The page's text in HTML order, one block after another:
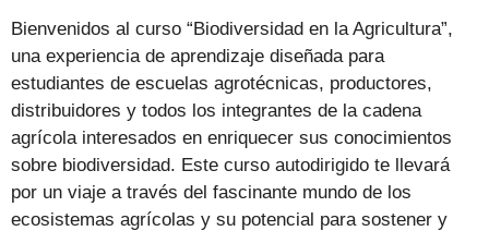
Bienvenidos al curso “Biodiversidad en la Agricultura”,
una experiencia de aprendizaje diseñada para
estudiantes de escuelas agrotécnicas, productores,
distribuidores y todos los integrantes de la cadena
agrícola interesados en enriquecer sus conocimientos
sobre biodiversidad. Este curso autodirigido te llevará
por un viaje a través del fascinante mundo de los
ecosistemas agrícolas y su potencial para sostener y